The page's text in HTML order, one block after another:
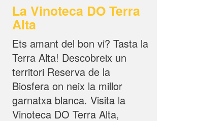
La Vinoteca DO Terra
Alta
Ets amant del bon vi? Tasta la
Terra Alta! Descobreix un
territori Reserva de la
Biosfera on neix la millor
garnatxa blanca. Visita la
Vinoteca DO Terra Alta,